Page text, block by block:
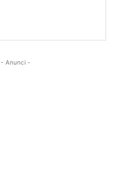
- Anunci -